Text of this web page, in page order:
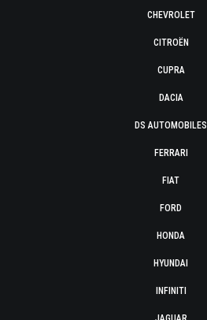
CHEVROLET
CITROËN
CUPRA
DACIA
DS AUTOMOBILES
FERRARI
FIAT
FORD
HONDA
HYUNDAI
INFINITI